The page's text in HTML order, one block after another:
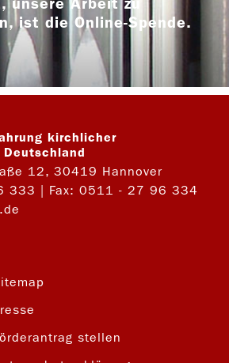
ist die Online-Spende.
kirchlicher
12, 30419 Hannover
333
| Fax: 0511 - 27 96 334
stellen